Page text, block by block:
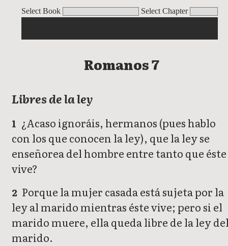
Select Book Select Chapter
Romanos
Romanos 7
Libres de la ley
1 ¿Acaso ignoráis, hermanos (pues hablo
con los que conocen la ley), que la ley se
enseñorea del hombre entre tanto que éste
vive?
2 Porque la mujer casada está sujeta por la
ley al marido mientras éste vive; pero si el
marido muere, ella queda libre de la ley
marido.